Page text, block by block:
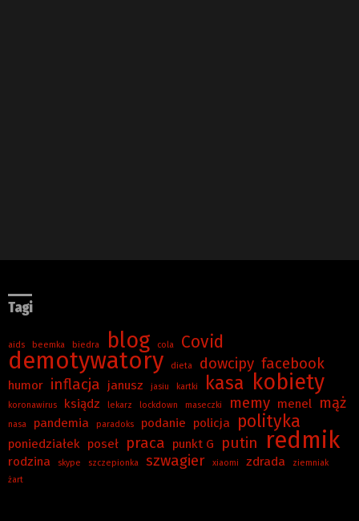
Tagi
aids beemka biedra blog cola Covid
demotywatory dieta dowcipy facebook
humor inflacja janusz jasiu kartki kasa kobiety
koronawirus ksiądz lekarz lockdown maseczki memy menel mąż
nasa pandemia paradoks podanie policja polityka
poniedziałek poseł praca punkt G putin redmik
rodzina skype szczepionka szwagier xiaomi zdrada
ziemniak
żart